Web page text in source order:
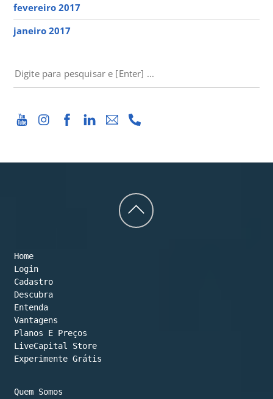
fevereiro 2017
janeiro 2017
PESQUISAR
Back
Home
Login
Cadastro
Descubra
Entenda
Vantagens
Planos E Preços
LiveCapital Store
Experimente Grátis
Quem Somos